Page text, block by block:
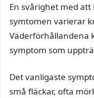
En svårighet med
symtomen varierar
Väderförhållandena
symptom som
Det vanligaste
små fläckar, ofta